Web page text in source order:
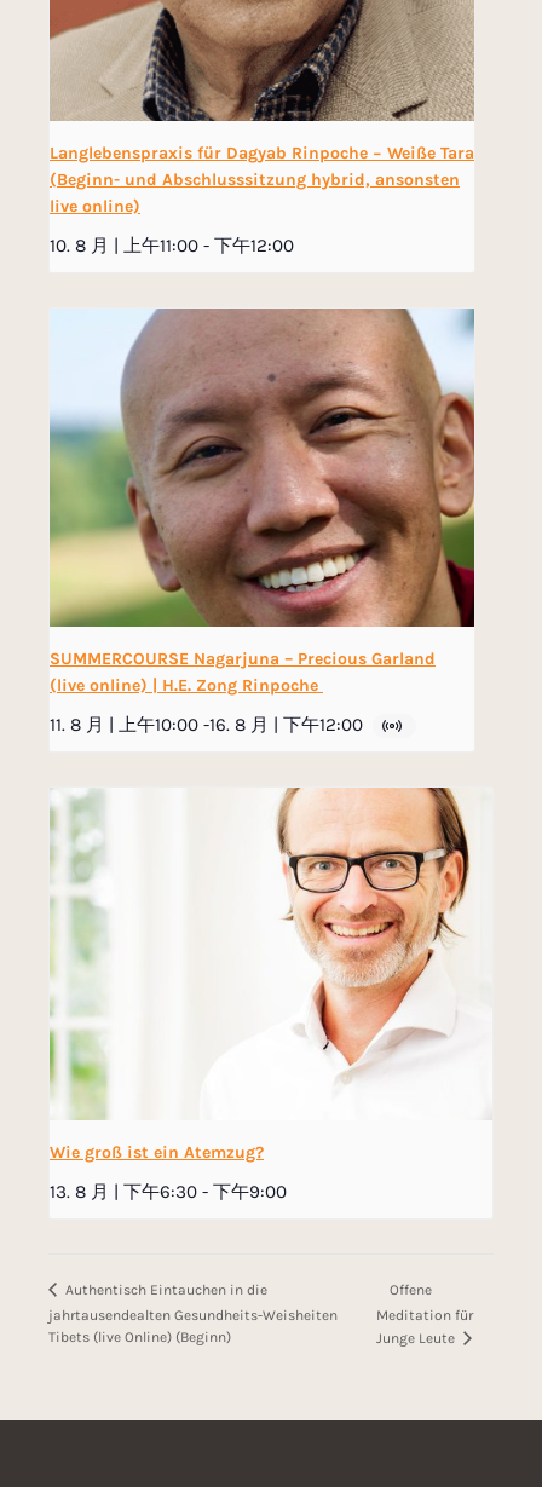
Langlebenspraxis für Dagyab Rinpoche − Weiße Tara
(Beginn- und Abschlusssitzung hybrid, ansonsten
live online)
10. 8 月 | 上午11:00 - 下午12:00
SUMMERCOURSE Nagarjuna – Precious Garland
(live online) | H.E. Zong Rinpoche
11. 8 月 | 上午10:00 -16. 8 月 | 下午12:00
Wie groß ist ein Atemzug?
13. 8 月 | 下午6:30 - 下午9:00
Authentisch Eintauchen in die
jahrtausendealten Gesundheits-Weisheiten
Tibets (live Online) (Beginn)
Offene
Meditation für
Junge Leute